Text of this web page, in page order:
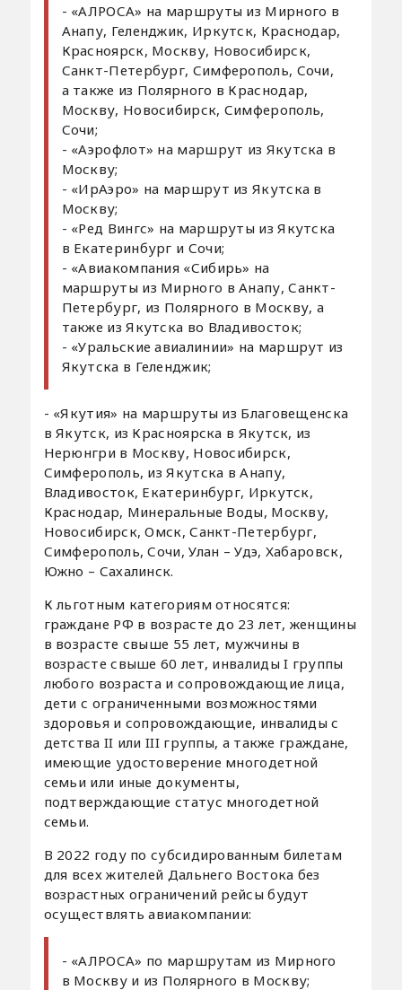
- «АЛРОСА» на маршруты из Мирного в
Анапу, Геленджик, Иркутск, Краснодар,
Красноярск, Москву, Новосибирск,
Санкт-Петербург, Симферополь, Сочи,
а также из Полярного в Краснодар,
Москву, Новосибирск, Симферополь,
Сочи;
- «Аэрофлот» на маршрут из Якутска в
Москву;
- «ИрАэро» на маршрут из Якутска в
Москву;
- «Ред Вингс» на маршруты из Якутска
в Екатеринбург и Сочи;
- «Авиакомпания «Сибирь» на
маршруты из Мирного в Анапу, Санкт-
Петербург, из Полярного в Москву, а
также из Якутска во Владивосток;
- «Уральские авиалинии» на маршрут из
Якутска в Геленджик;
- «Якутия» на маршруты из Благовещенска
в Якутск, из Красноярска в Якутск, из
Нерюнгри в Москву, Новосибирск,
Симферополь, из Якутска в Анапу,
Владивосток, Екатеринбург, Иркутск,
Краснодар, Минеральные Воды, Москву,
Новосибирск, Омск, Санкт-Петербург,
Симферополь, Сочи, Улан – Удэ, Хабаровск,
Южно – Сахалинск.
К льготным категориям относятся:
граждане РФ в возрасте до 23 лет, женщины
в возрасте свыше 55 лет, мужчины в
возрасте свыше 60 лет, инвалиды I группы
любого возраста и сопровождающие лица,
дети с ограниченными возможностями
здоровья и сопровождающие, инвалиды с
детства II или III группы, а также граждане,
имеющие удостоверение многодетной
семьи или иные документы,
подтверждающие статус многодетной
семьи.
В 2022 году по субсидированным билетам
для всех жителей Дальнего Востока без
возрастных ограничений рейсы будут
осуществлять авиакомпании:
- «АЛРОСА» по маршрутам из Мирного
в Москву и из Полярного в Москву;